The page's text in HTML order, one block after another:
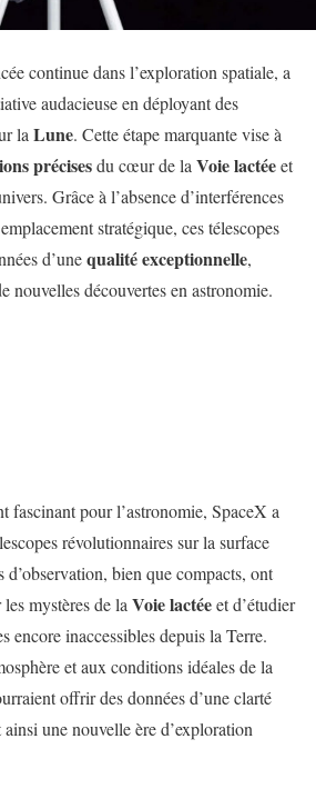
continue dans l’exploration spatiale, a
audacieuse en déployant des
la Lune. Cette étape marquante vise à
précisesdu cœur de la Voie lactéeet
Grâce à l’absence d’interférences
stratégique, ces télescopes
d’unequalité exceptionnelle,
nouvelles découvertes en astronomie.
fascinant pour l’astronomie, SpaceX a
révolutionnaires sur la surface
bien que compacts, ont
mystères de la Voie lactéeet d’étudier
encore inaccessibles depuis la Terre.
et aux conditions idéales de la
offrir des données d’une clarté
une nouvelle ère d’exploration